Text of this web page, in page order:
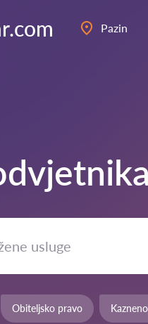
Pazin
Obiteljsko pravo